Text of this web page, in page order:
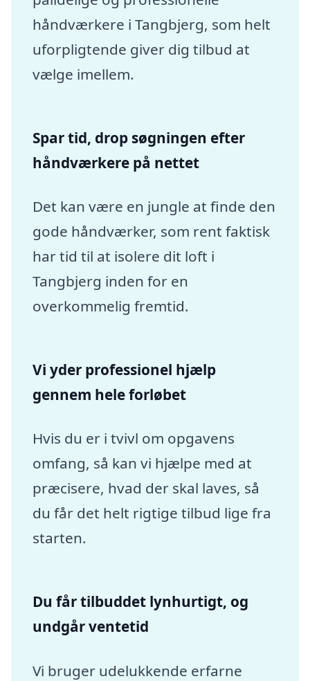
håndværkere i Tangbjerg, som helt
uforpligtende giver dig tilbud at
vælge imellem.
Spar tid, drop søgningen efter
håndværkere på nettet
Det kan være en jungle at finde den
gode håndværker, som rent faktisk
har tid til at isolere dit loft i
Tangbjerg inden for en
overkommelig fremtid.
Vi yder professionel hjælp
gennem hele forløbet
Hvis du er i tvivl om opgavens
omfang, så kan vi hjælpe med at
præcisere, hvad der skal laves, så
du får det helt rigtige tilbud lige fra
starten.
Du får tilbuddet lynhurtigt, og
undgår ventetid
Vi bruger udelukkende erfarne